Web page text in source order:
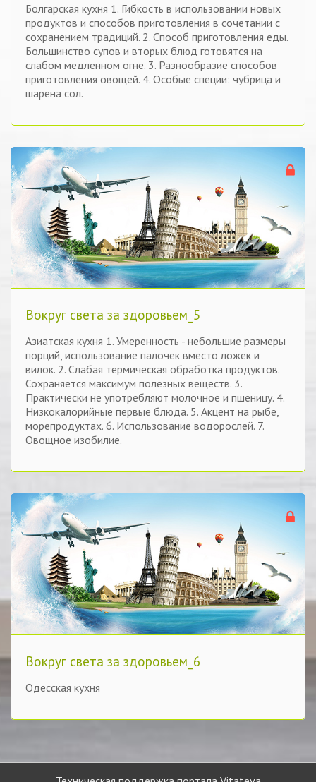
Болгарская кухня 1. Гибкость в использовании новых
продуктов и способов приготовления в сочетании с
сохранением традиций. 2. Способ приготовления еды.
Большинство супов и вторых блюд готовятся на
слабом медленном огне. 3. Разнообразие способов
приготовления овощей. 4. Особые специи: чубрица и
шарена сол.
Вокруг света за здоровьем_5
Азиатская кухня 1. Умеренность - небольшие размеры
порций, использование палочек вместо ложек и
вилок. 2. Слабая термическая обработка продуктов.
Сохраняется максимум полезных веществ. 3.
Практически не употребляют молочное и пшеницу. 4.
Низкокалорийные первые блюда. 5. Акцент на рыбе,
морепродуктах. 6. Использование водорослей. 7.
Овощное изобилие.
Вокруг света за здоровьем_6
Одесская кухня